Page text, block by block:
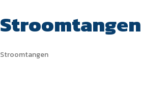
Stroomtangen
Stroomtangen